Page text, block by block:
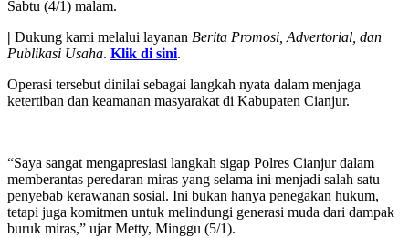
Sabtu (4/1) malam.
| Dukung kami melalui layanan Berita Promosi, Advertorial, dan
Publikasi Usaha. Klik di sini.
Operasi tersebut dinilai sebagai langkah nyata dalam menjaga
ketertiban dan keamanan masyarakat di Kabupaten Cianjur.
“Saya sangat mengapresiasi langkah sigap Polres Cianjur dalam
memberantas peredaran miras yang selama ini menjadi salah satu
penyebab kerawanan sosial. Ini bukan hanya penegakan hukum,
tetapi juga komitmen untuk melindungi generasi muda dari dampak
buruk miras,” ujar Metty, Minggu (5/1).